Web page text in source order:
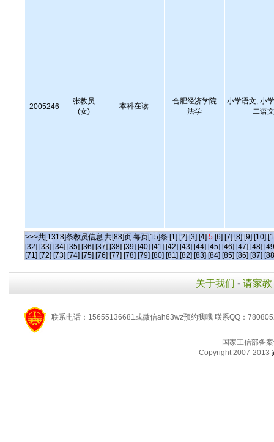
2005246
张教员
(女)
本科在读
合肥经济学院
法学
小学语文, 小
二语
>>>共[1318]条教员信息 共[88]页 每页[15]条 [1] [2] [3] [4] 5 [6] [7] [8] [9] [10]
[32] [33] [34] [35] [36] [37] [38] [39] [40] [41] [42] [43] [44] [45] [46] [47] [48]
[71] [72] [73] [74] [75] [76] [77] [78] [79] [80] [81] [82] [83] [84] [85] [86] [87]
关于我们 - 请家教
联系电话：15655136681或微信ah63wz预约我哦 联系QQ：
国家工信部备
Copyright 2007-2013